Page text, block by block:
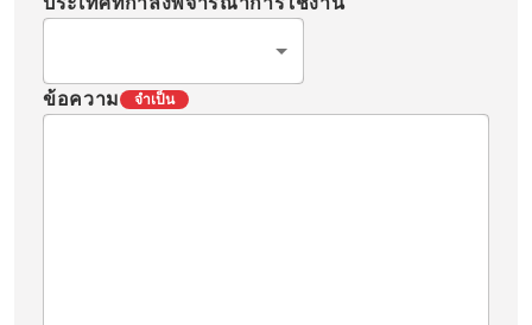
ข้อความ จำเป็น